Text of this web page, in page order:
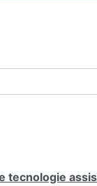
tecnologie